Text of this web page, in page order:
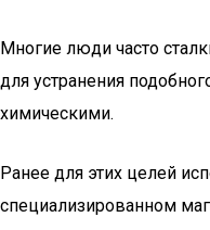
Многие люди часто
для устранения
химическими.
Ранее для этих целей
специализированном